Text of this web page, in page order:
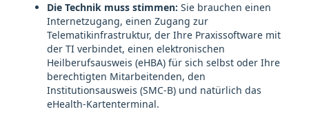
Die Technik muss stimmen: Sie brauchen einen
Internetzugang, einen Zugang zur
Telematikinfrastruktur, der Ihre Praxissoftware mit
der TI verbindet, einen elektronischen
Heilberufsausweis (eHBA) für sich selbst oder Ihre
berechtigten Mitarbeitenden, den
Institutionsausweis (SMC-B) und natürlich das
eHealth-Kartenterminal.